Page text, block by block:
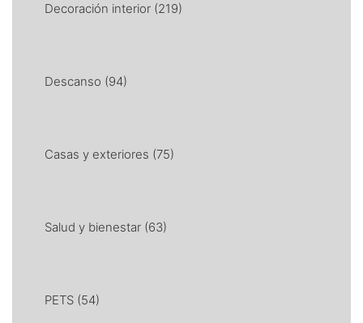
Decoración interior (219)
Descanso (94)
Casas y exteriores (75)
Salud y bienestar (63)
PETS (54)